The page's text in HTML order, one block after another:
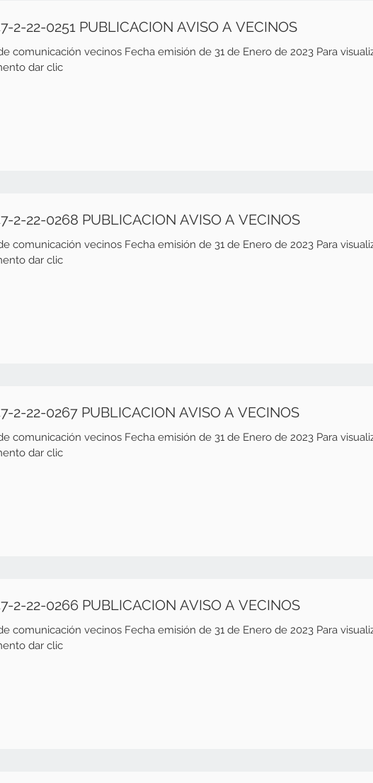
2-22-0251 PUBLICACION AVISO A VECINOS
vecinos Fecha emisión de 31 de Enero de 2023 Para visualizar el
dar clic
2-22-0268 PUBLICACION AVISO A VECINOS
vecinos Fecha emisión de 31 de Enero de 2023 Para visualizar el
dar clic
2-22-0267 PUBLICACION AVISO A VECINOS
vecinos Fecha emisión de 31 de Enero de 2023 Para visualizar el
dar clic
2-22-0266 PUBLICACION AVISO A VECINOS
vecinos Fecha emisión de 31 de Enero de 2023 Para visualizar el
dar clic